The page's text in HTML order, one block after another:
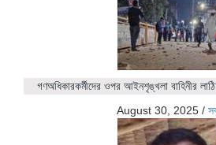
গণঅধিকারকর্মীদের ওপর আইনশৃঙ্খলা বাহিনীর
August 30, 2025 /